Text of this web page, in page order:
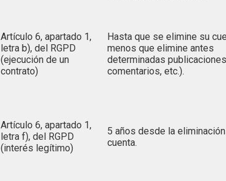
Artículo 6, apartado 1,
letra b), del RGPD
(ejecución de un
contrato)
Hasta que se elimine su
menos que elimine antes
determinadas
comentarios, etc.).
Artículo 6, apartado 1,
letra f), del RGPD
(interés legítimo)
5 años desde la
cuenta.